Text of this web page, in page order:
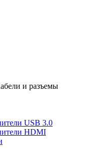
и разъемы
USB 3.0
HDMI